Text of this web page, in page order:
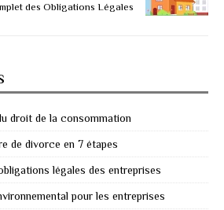
des Obligations Légales
droit de la consommation
de divorce en 7 étapes
légales des entreprises
pour les entreprises